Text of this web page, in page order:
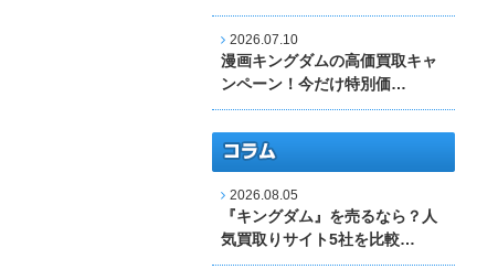
2026.07.10
漫画キングダムの高価買取キャ
ンペーン！今だけ特別価…
2026.08.05
『キングダム』を売るなら？人
気買取りサイト5社を比較…